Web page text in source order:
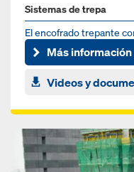
Sistemas de trepa
El encofrado trepante
Más información
Videos y